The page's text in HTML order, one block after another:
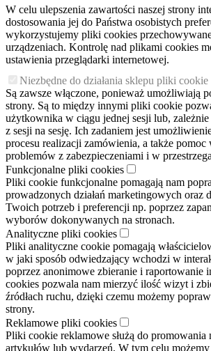
W celu ulepszenia zawartości naszej strony
dostosowania jej do Państwa osobistych
wykorzystujemy pliki cookies
urządzeniach. Kontrolę nad plikami cookies
ustawienia przeglądarki internetowej.
Niezbędne do działania sklepu pliki cookie
Są zawsze włączone, ponieważ umożliwiają
strony. Są to między innymi pliki cookie
użytkownika w ciągu jednej sesji lub,
z sesji na sesję. Ich zadaniem jest
procesu realizacji zamówienia, a także
problemów z zabezpieczeniami i w
Funkcjonalne pliki cookies
Pliki cookie funkcjonalne pomagają nam
prowadzonych działań marketingowych oraz
Twoich potrzeb i preferencji np. poprzez
wyborów dokonywanych na stronach.
Analityczne pliki cookies
Pliki analityczne cookie pomagają
w jaki sposób odwiedzający wchodzi w
poprzez anonimowe zbieranie i raportowanie
cookies pozwala nam mierzyć ilość wizyt i
źródłach ruchu, dzięki czemu możemy
strony.
Reklamowe pliki cookies
Pliki cookie reklamowe służą do promowania
artykułów lub wydarzeń. W tym celu